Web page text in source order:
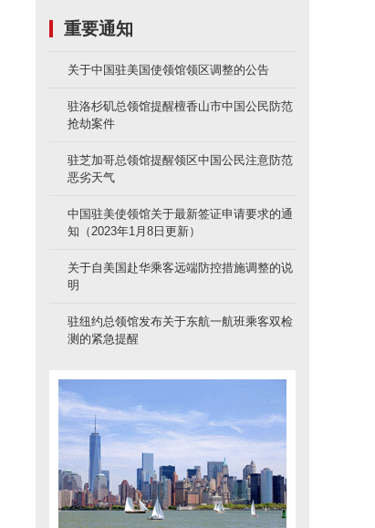
重要通知
关于中国驻美国使领馆领区调整的公告
驻洛杉矶总领馆提醒檀香山市中国公民防范
抢劫案件
驻芝加哥总领馆提醒领区中国公民注意防范
恶劣天气
中国驻美使领馆关于最新签证申请要求的通
知（2023年1月8日更新）
关于自美国赴华乘客远端防控措施调整的说
明
驻纽约总领馆发布关于东航一航班乘客双检
测的紧急提醒